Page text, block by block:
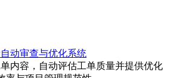
动审查与优化系统
内容，自动评估工单质量并提供优化